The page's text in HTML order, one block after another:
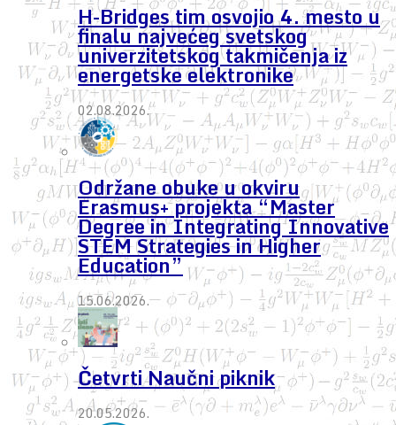
H-Bridges tim osvojio 4. mesto u
finalu najvećeg svetskog
univerzitetskog takmičenja iz
energetske elektronike
02.08.2026.
Održane obuke u okviru
Erasmus+ projekta “Master
Degree in Integrating Innovative
STEM Strategies in Higher
Education”
15.06.2026.
Četvrti Naučni piknik
20.05.2026.